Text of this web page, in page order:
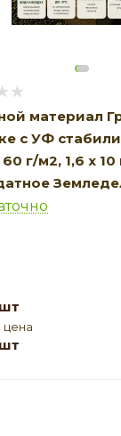
материал
с УФ
г/м2, 1,6 х 10
цена